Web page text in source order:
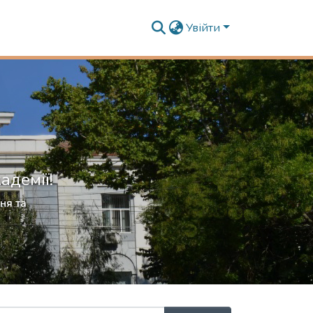
Увійти
та